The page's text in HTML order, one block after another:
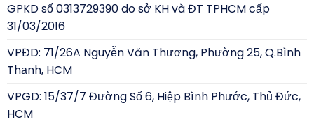
GPKD số 0313729390 do sở KH và ĐT TPHCM cấp
31/03/2016
VPĐD: 71/26A Nguyễn Văn Thương, Phường 25, Q.Bình
Thạnh, HCM
VPGD: 15/37/7 Đường Số 6, Hiệp Bình Phước, Thủ Đức,
HCM